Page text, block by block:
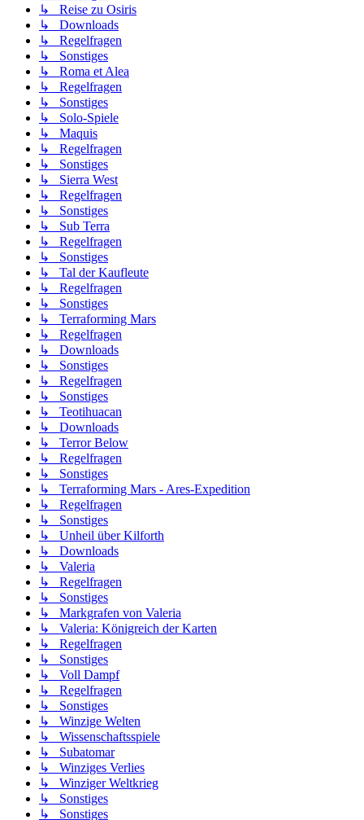
↳ Reise zu Osiris
↳ Downloads
↳ Regelfragen
↳ Sonstiges
↳ Roma et Alea
↳ Regelfragen
↳ Sonstiges
↳ Solo-Spiele
↳ Maquis
↳ Regelfragen
↳ Sonstiges
↳ Sierra West
↳ Regelfragen
↳ Sonstiges
↳ Sub Terra
↳ Regelfragen
↳ Sonstiges
↳ Tal der Kaufleute
↳ Regelfragen
↳ Sonstiges
↳ Terraforming Mars
↳ Regelfragen
↳ Downloads
↳ Sonstiges
↳ Regelfragen
↳ Sonstiges
↳ Teotihuacan
↳ Downloads
↳ Terror Below
↳ Regelfragen
↳ Sonstiges
↳ Terraforming Mars - Ares-Expedition
↳ Regelfragen
↳ Sonstiges
↳ Unheil über Kilforth
↳ Downloads
↳ Valeria
↳ Regelfragen
↳ Sonstiges
↳ Markgrafen von Valeria
↳ Valeria: Königreich der Karten
↳ Regelfragen
↳ Sonstiges
↳ Voll Dampf
↳ Regelfragen
↳ Sonstiges
↳ Winzige Welten
↳ Wissenschaftsspiele
↳ Subatomar
↳ Winziges Verlies
↳ Winziger Weltkrieg
↳ Sonstiges
↳ Sonstiges